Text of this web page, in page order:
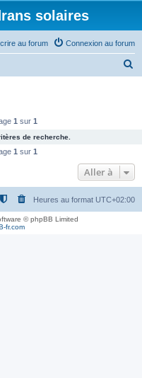
solaires
Connexion au forum
au forum
c
e
1 sur 1
de recherche.
1 sur 1
Aller à
Heures au format UTC+02:00
© phpBB Limited
fr.com